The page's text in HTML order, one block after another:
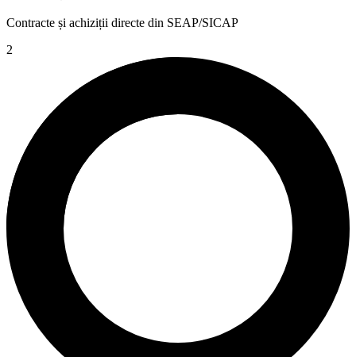
Contracte și achiziții directe din SEAP/SICAP
2